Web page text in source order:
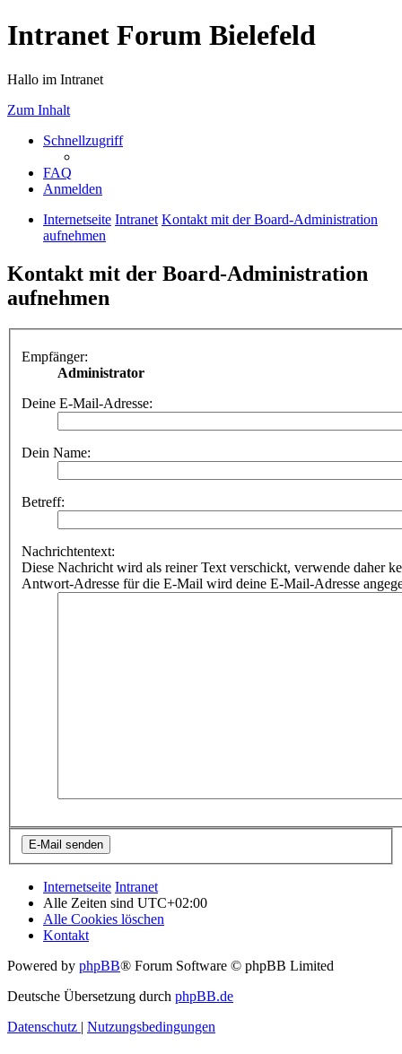
Intranet Forum Bielefeld
Hallo im Intranet
Zum Inhalt
Schnellzugriff
FAQ
Anmelden
Internetseite Intranet Kontakt mit der Board-Administration
aufnehmen
Kontakt mit der Board-Administration
aufnehmen
Empfänger:
Administrator
Deine E-Mail-Adresse:
Dein Name:
Betreff:
Nachrichtentext:
Diese Nachricht wird als reiner Text verschickt, verwende daher
Antwort-Adresse für die E-Mail wird deine E-Mail-Adresse
Internetseite Intranet
Alle Zeiten sind UTC+02:00
Alle Cookies löschen
Kontakt
Powered by phpBB® Forum Software © phpBB Limited
Deutsche Übersetzung durch phpBB.de
Datenschutz | Nutzungsbedingungen